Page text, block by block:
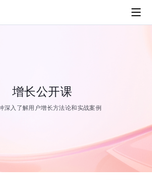
增长公开课
深入了解用户增长方法论和实战案例